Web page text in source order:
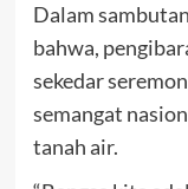
Dalam
bahwa,
sekedar
semangat
tanah air.